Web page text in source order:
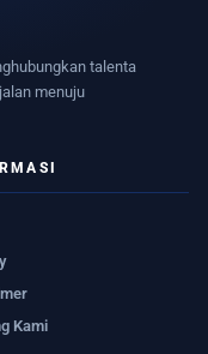
talenta
menuju
Kami